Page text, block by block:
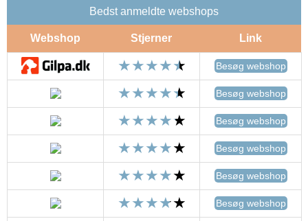
Bedst anmeldte webshops
Webshop Stjerner Link
Besøg webshop
Besøg webshop
Besøg webshop
Besøg webshop
Besøg webshop
Besøg webshop